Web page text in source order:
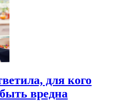
для кого
вредна